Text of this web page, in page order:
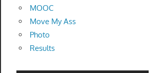
MOOC
Move My Ass
Photo
Results